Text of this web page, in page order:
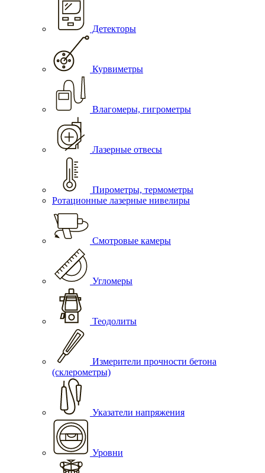
Детекторы
Курвиметры
Влагомеры, гигрометры
Лазерные отвесы
Пирометры, термометры
Ротационные лазерные нивелиры
Смотровые камеры
Угломеры
Теодолиты
Измерители прочности бетона
(склерометры)
Указатели напряжения
Уровни